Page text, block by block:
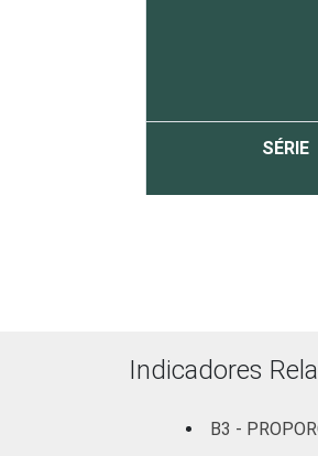
SÉRIE
¹Base: 9213
Indicadores
B3 -